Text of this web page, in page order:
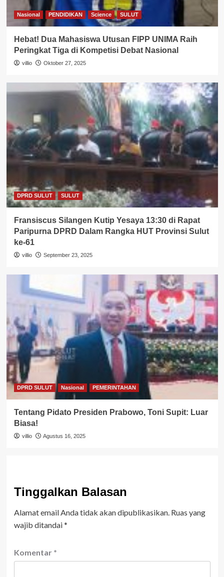
Nasional PENDIDIKAN Science SULUT
Hebat! Dua Mahasiswa Utusan FIPP UNIMA Raih
Peringkat Tiga di Kompetisi Debat Nasional
villio Oktober 27, 2025
DPRD SULUT SULUT
Fransiscus Silangen Kutip Yesaya 13:30 di Rapat
Paripurna DPRD Dalam Rangka HUT Provinsi Sulut
ke-61
villio September 23, 2025
DPRD SULUT Nasional PEMERINTAHAN
Tentang Pidato Presiden Prabowo, Toni Supit: Luar
Biasa!
villio Agustus 16, 2025
Tinggalkan Balasan
Alamat email Anda tidak akan dipublikasikan. Ruas yang
wajib ditandai*
Komentar *